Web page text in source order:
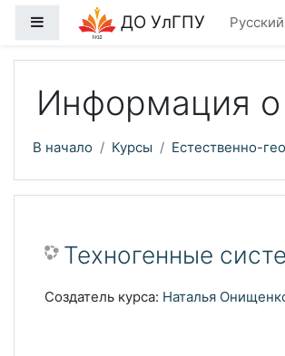
Перейти к основному содержанию
Боковая панельДО УлГПУ
Информация о
В начало Курсы Естественно-
Техногенные
Создатель курса: Наталья